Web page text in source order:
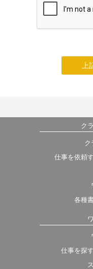
ク
ク
仕事を依頼
各種
仕事を探